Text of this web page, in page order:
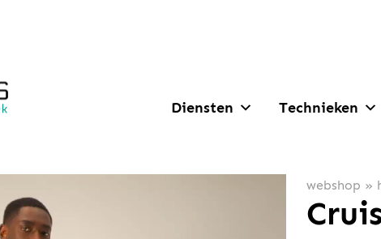
Diensten Technieken
webshop »